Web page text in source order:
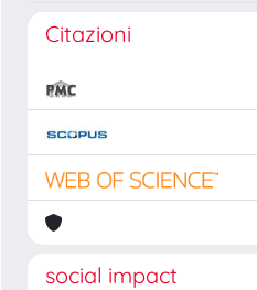
Citazioni
social impact